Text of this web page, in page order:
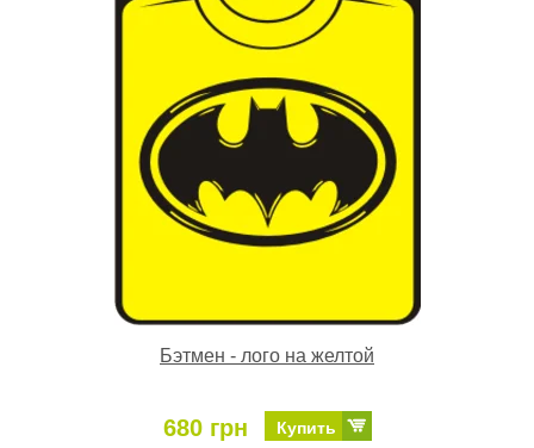
Бэтмен - лого на желтой
680 грн Купить